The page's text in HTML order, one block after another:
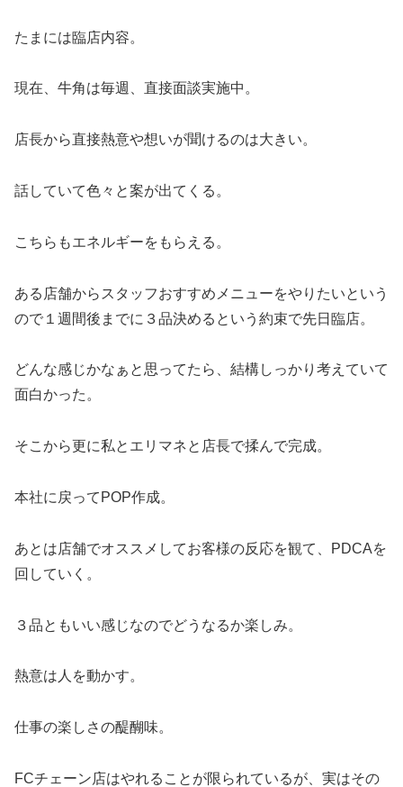
たまには臨店内容。
現在、牛角は毎週、直接面談実施中。
店長から直接熱意や想いが聞けるのは大きい。
話していて色々と案が出てくる。
こちらもエネルギーをもらえる。
ある店舗からスタッフおすすめメニューをやりたいという
ので１週間後までに３品決めるという約束で先日臨店。
どんな感じかなぁと思ってたら、結構しっかり考えていて
面白かった。
そこから更に私とエリマネと店長で揉んで完成。
本社に戻ってPOP作成。
あとは店舗でオススメしてお客様の反応を観て、PDCAを
回していく。
３品ともいい感じなのでどうなるか楽しみ。
熱意は人を動かす。
仕事の楽しさの醍醐味。
FCチェーン店はやれることが限られているが、実はその